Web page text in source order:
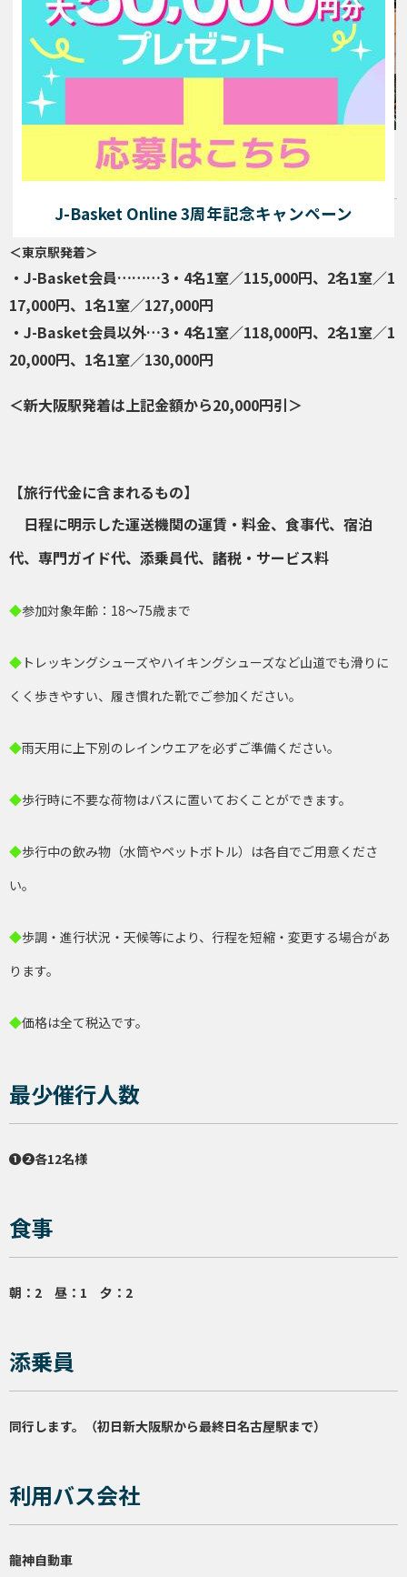
旅行代金（大人おひとり様）
＜東京駅発着＞
・J-Basket会員………3・4名1室／115,000円、2名1室／1
17,000円、1名1室／127,000円
・J-Basket会員以外…3・4名1室／118,000円、2名1室／1
20,000円、1名1室／130,000円
＜新大阪駅発着は上記金額から20,000円引＞
【旅行代金に含まれるもの】
日程に明示した運送機関の運賃・料金、食事代、宿泊
代、専門ガイド代、添乗員代、 諸税・サービス料
◆参加対象年齢：18～75歳まで
◆ トレッキングシューズやハイキングシューズなど山道でも滑りに
くく歩きやすい、履き慣れた靴でご参加ください。
◆雨天用に上下別のレインウエアを必ずご準備ください。
◆歩行時に不要な荷物はバスに置いておくことができます。
◆歩行中の飲み物（水筒やペットボトル）は各自でご用意くださ
い。
◆歩調・進行状況・天候等により、行程を短縮・変更する場合があ
ります。
◆価格は全て税込です。
最少催行人数
❶❷各12名様
食事
朝：2 昼：1 夕：2
添乗員
同行します。（初日新大阪駅から最終日名古屋駅まで）
利用バス会社
龍神自動車
J-Basket Online 3周年記念キャンペーン